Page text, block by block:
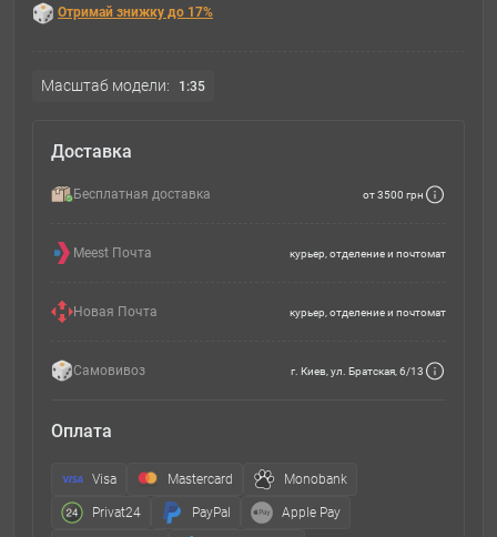
Отримай знижку до 17%
Масштаб модели: 1:35
Доставка
Бесплатная доставка от 3500 грн
Meest Почта курьер, отделение и почтомат
Новая Почта курьер, отделение и почтомат
Самовивоз г. Киев, ул. Братская, 6/13
Оплата
Visa Mastercard Monobank
Privat24 PayPal Apple Pay